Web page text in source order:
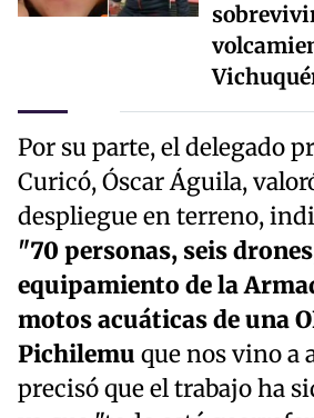
Por su parte, el delegado
Curicó, Óscar Águila,
despliegue en terreno,
"70 personas, seis
equipamiento de la
motos acuáticas de una
Pichilemu que nos vino a
precisó que el trabajo ha